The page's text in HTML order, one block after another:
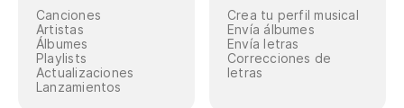
Canciones
Artistas
Álbumes
Playlists
Actualizaciones
Lanzamientos
Crea tu perfil musical
Envía álbumes
Envía letras
Correcciones de
letras